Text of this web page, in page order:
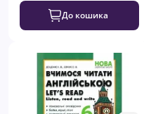
До кошика